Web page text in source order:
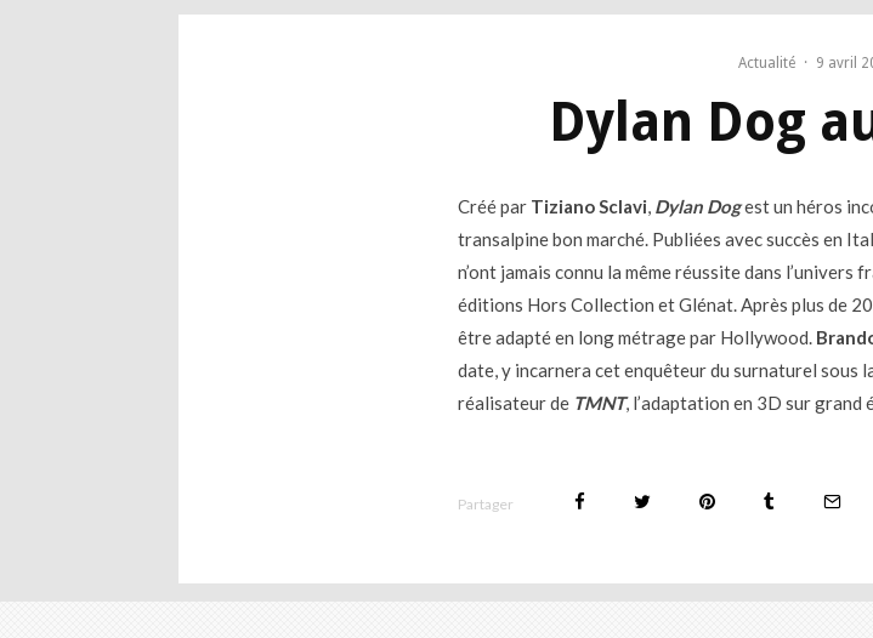
Actualité · 9 avril
Dylan Dog
Créé par Tiziano Sclavi, Dylan Dogest un héros
transalpine bon marché. Publiées avec succès en
n’ont jamais connu la même réussite dans
éditions Hors Collection et Glénat. Après plus de 20
être adapté en long métrage par Hollywood.
date, y incarnera cet enquêteur du surnaturel sous
réalisateur de TMNT, l’adaptation en 3D sur grand
Partager